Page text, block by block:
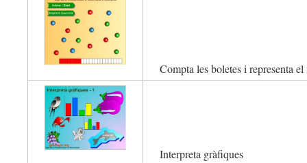
Compta les boletes i representa
Interpreta gràfiques